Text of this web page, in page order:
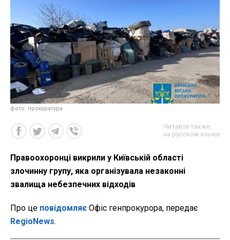
фото: прокуратура
Читайте также
на русском языке
Правоохоронці викрили у Київській області
злочинну групу, яка організувала незаконні
звалища небезпечних відходів
Про це повідомляє Офіс генпрокурора, передає
RegioNews.